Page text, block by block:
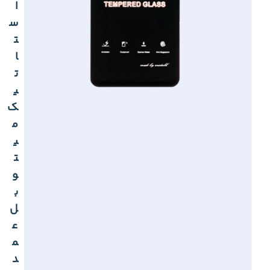
ا
س
ت
ا
ت
ی
ک
م
ی
ت
و
ب
ل
ع
م
د